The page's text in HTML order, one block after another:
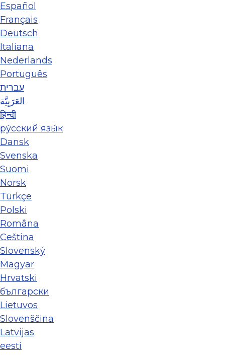
Español
Français
Deutsch
Italiana
Nederlands
Português
עברית
العَرَبِيَّة
हिन्दी
ру́сский язы́к
Dansk
Svenska
Suomi
Norsk
Türkçe
Polski
Româna
Ceština
Slovenský
Magyar
Hrvatski
български
Lietuvos
Slovenščina
Latvijas
eesti